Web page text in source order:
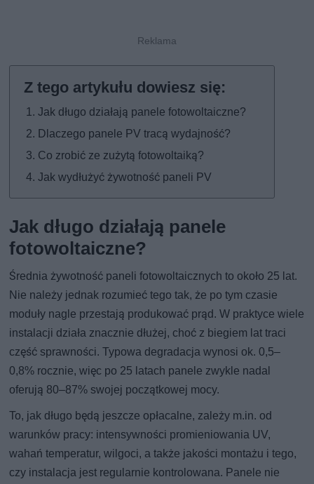
Jak długo działają panele fotowoltaiczne?
Dlaczego panele PV tracą wydajność?
Co zrobić ze zużytą fotowoltaiką?
Jak wydłużyć żywotność paneli PV
Jak długo działają panele
fotowoltaiczne?
Średnia żywotność paneli fotowoltaicznych to około 25 lat.
Nie należy jednak rozumieć tego tak, że po tym czasie
moduły nagle przestają produkować prąd. W praktyce wiele
instalacji działa znacznie dłużej, choć z biegiem lat traci
część sprawności. Typowa degradacja wynosi ok. 0,5–
0,8% rocznie, więc po 25 latach panele zwykle nadal
oferują 80–87% swojej początkowej mocy.
To, jak długo będą jeszcze opłacalne, zależy m.in. od
warunków pracy: intensywności promieniowania UV,
wahań temperatur, wilgoci, a także jakości montażu i tego,
czy instalacja jest regularnie kontrolowana. Panele nie